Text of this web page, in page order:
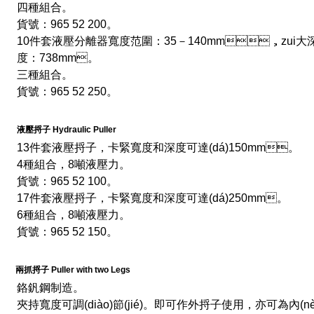
四種組合。
貨號：965 52 200。
10件套液壓分離器寬度范圍：35－140mm，zui大
度：738mm。
三種組合。
貨號：965 52 250。
液壓捋子 Hydraulic Puller
13件套液壓捋子，卡緊寬度和深度可達(dá)150mm。
4種組合，8噸液壓力。
貨號：965 52 100。
17件套液壓捋子，卡緊寬度和深度可達(dá)250mm。
6種組合，8噸液壓力。
貨號：965 52 150。
兩抓捋子 Puller with two Legs
鉻釩鋼制造。
夾持寬度可調(diào)節(jié)。即可作外捋子使用，亦可為內